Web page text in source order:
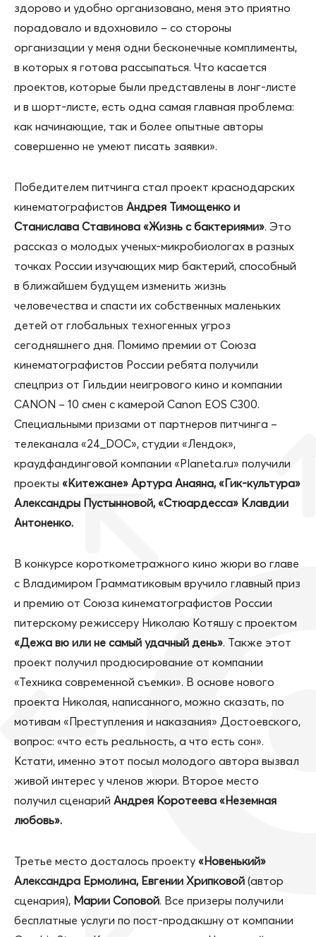
здорово и удобно организовано, меня это приятно
порадовало и вдохновило – со стороны
организации у меня одни бесконечные комплименты,
в которых я готова рассыпаться. Что касается
проектов, которые были представлены в лонг-листе
и в шорт-листе, есть одна самая главная проблема:
как начинающие, так и более опытные авторы
совершенно не умеют писать заявки».
Победителем питчинга стал проект краснодарских
кинематографистов Андрея Тимощенко и
Станислава Ставинова «Жизнь с бактериями». Это
рассказ о молодых ученых-микробиологах в разных
точках России изучающих мир бактерий, способный
в ближайшем будущем изменить жизнь
человечества и спасти их собственных маленьких
детей от глобальных техногенных угроз
сегодняшнего дня. Помимо премии от Союза
кинематографистов России ребята получили
спецприз от Гильдии неигрового кино и компании
CANON – 10 смен с камерой Canon EOS С300.
Специальными призами от партнеров питчинга –
телеканала «24_DOC», студии «Лендок»,
краудфандинговой компании «Planeta.ru» получили
проекты «Китежане» Артура Анаяна, «Гик-культура»
Александры Пустынновой, «Стюардесса» Клавдии
Антоненко.
В конкурсе короткометражного кино жюри во главе
с Владимиром Грамматиковым вручило главный приз
и премию от Союза кинематографистов России
питерскому режиссеру Николаю Котяшу с проектом
«Дежа вю или не самый удачный день». Также этот
проект получил продюсирование от компании
«Техника современной съемки». В основе нового
проекта Николая, написанного, можно сказать, по
мотивам «Преступления и наказания» Достоевского,
вопрос: «что есть реальность, а что есть сон».
Кстати, именно этот посыл молодого автора вызвал
живой интерес у членов жюри. Второе место
получил сценарий Андрея Коротеева «Неземная
любовь».
Третье место досталось проекту «Новенький»
Александра Ермолина, Евгении Хрипковой (автор
сценария), Марии Соповой. Все призеры получили
бесплатные услуги по пост-продакшну от компании